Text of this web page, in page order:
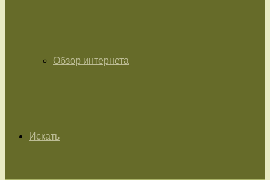
Обзор интернета
Искать